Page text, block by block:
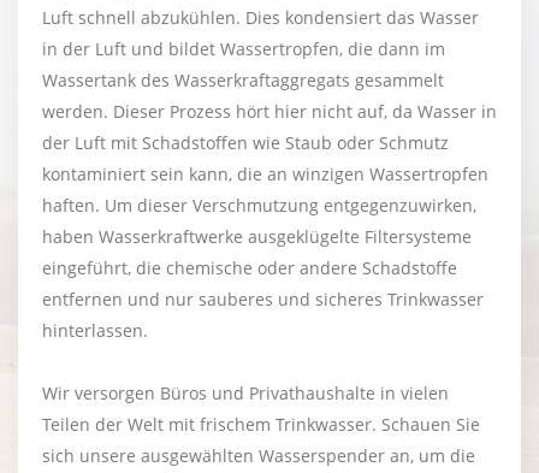
Luft schnell abzukühlen. Dies kondensiert das Wasser
in der Luft und bildet Wassertropfen, die dann im
Wassertank des Wasserkraftaggregats gesammelt
werden. Dieser Prozess hört hier nicht auf, da Wasser in
der Luft mit Schadstoffen wie Staub oder Schmutz
kontaminiert sein kann, die an winzigen Wassertropfen
haften. Um dieser Verschmutzung entgegenzuwirken,
haben Wasserkraftwerke ausgeklügelte Filtersysteme
eingeführt, die chemische oder andere Schadstoffe
entfernen und nur sauberes und sicheres Trinkwasser
hinterlassen.
Wir versorgen Büros und Privathaushalte in vielen
Teilen der Welt mit frischem Trinkwasser. Schauen Sie
sich unsere ausgewählten Wasserspender an, um die